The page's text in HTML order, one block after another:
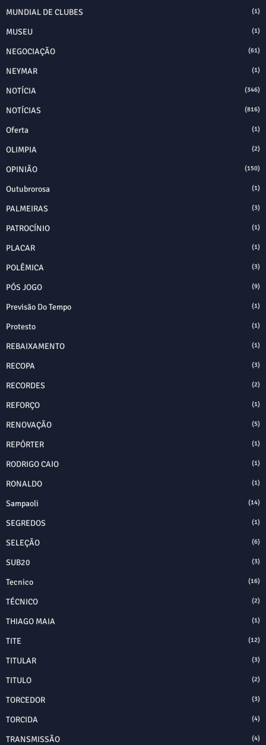
MUNDIAL DE CLUBES (1)
MUSEU (1)
NEGOCIAÇÃO (61)
NEYMAR (1)
NOTÍCIA (346)
NOTÍCIAS (816)
Oferta (1)
OLIMPIA (2)
OPINIÃO (150)
Outubrorosa (1)
PALMEIRAS (3)
PATROCÍNIO (1)
PLACAR (1)
POLÊMICA (3)
PÓS JOGO (9)
Previsão Do Tempo (1)
Protesto (1)
REBAIXAMENTO (1)
RECOPA (3)
RECORDES (2)
REFORÇO (1)
RENOVAÇÃO (5)
REPÓRTER (1)
RODRIGO CAIO (1)
RONALDO (1)
Sampaoli (14)
SEGREDOS (1)
SELEÇÃO (6)
SUB20 (3)
Tecnico (16)
TÉCNICO (2)
THIAGO MAIA (1)
TITE (12)
TITULAR (3)
TITULO (2)
TORCEDOR (3)
TORCIDA (4)
TRANSMISSÃO (4)